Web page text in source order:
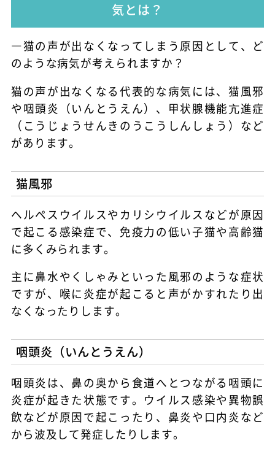
気とは？
―猫の声が出なくなってしまう原因として、ど
のような病気が考えられますか？
猫の声が出なくなる代表的な病気には、猫風邪
や咽頭炎（いんとうえん）、甲状腺機能亢進症
（こうじょうせんきのうこうしんしょう）など
があります。
猫風邪
ヘルペスウイルスやカリシウイルスなどが原因
で起こる感染症で、免疫力の低い子猫や高齢猫
に多くみられます。
主に鼻水やくしゃみといった風邪のような症状
ですが、喉に炎症が起こると声がかすれたり出
なくなったりします。
咽頭炎（いんとうえん）
咽頭炎は、鼻の奥から食道へとつながる咽頭に
炎症が起きた状態です。ウイルス感染や異物誤
飲などが原因で起こったり、鼻炎や口内炎など
から波及して発症したりします。